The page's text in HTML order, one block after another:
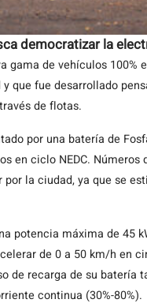
democratizar la
gama de vehículos 100%
que fue desarrollado
de flotas.
por una batería de
en ciclo NEDC.
la ciudad, ya que se
potencia máxima de 45
de 0 a 50 km/h en
de recarga de su batería
continua (30%-80%).